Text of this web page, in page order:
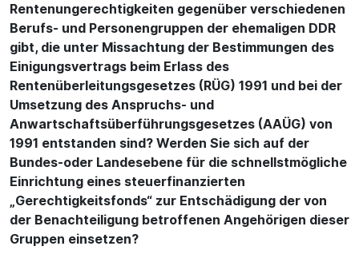
Rentenungerechtigkeiten gegenüber verschiedenen
Berufs- und Personengruppen der ehemaligen DDR
gibt, die unter Missachtung der Bestimmungen des
Einigungsvertrags beim Erlass des
Rentenüberleitungsgesetzes (RÜG) 1991 und bei der
Umsetzung des Anspruchs- und
Anwartschaftsüberführungsgesetzes (AAÜG) von
1991 entstanden sind? Werden Sie sich auf der
Bundes-oder Landesebene für die schnellstmögliche
Einrichtung eines steuerfinanzierten
„Gerechtigkeitsfonds“ zur Entschädigung der von
der Benachteiligung betroffenen Angehörigen dieser
Gruppen einsetzen?